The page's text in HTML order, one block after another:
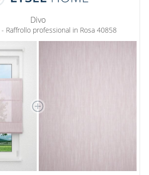
Divo
- Raffrollo professional in Rosa 40858